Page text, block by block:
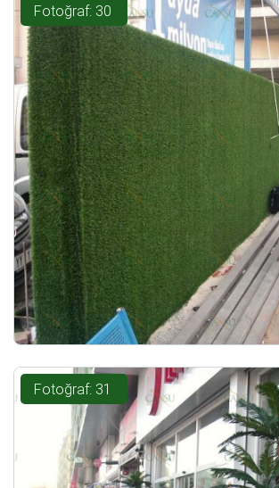
Fotoğraf: 30
Fotoğraf: 31